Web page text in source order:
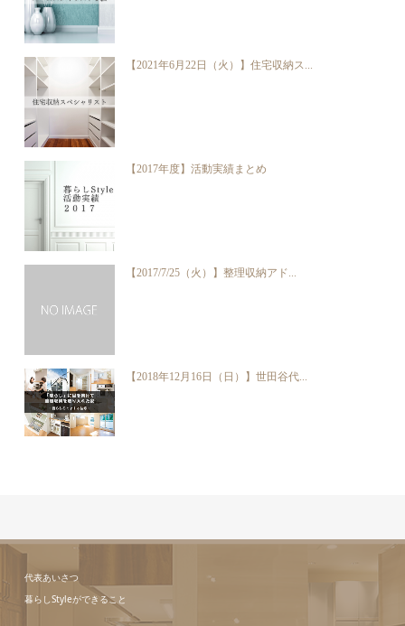
【2021年6月22日（火）】住宅収納ス...
【2017年度】活動実績まとめ
【2017/7/25（火）】整理収納アド...
【2018年12月16日（日）】世田谷代...
代表あいさつ
暮らしStyleができること